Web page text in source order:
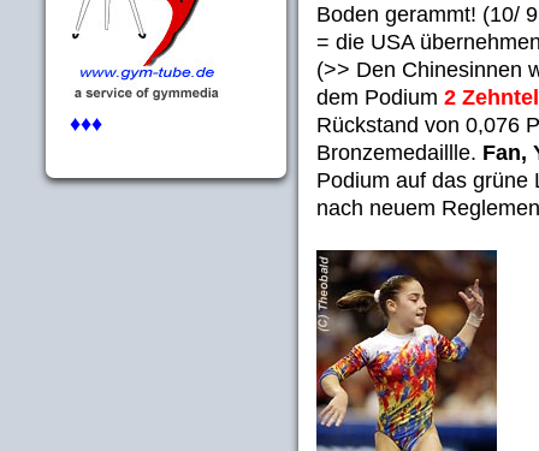
♦♦♦
Boden gerammt! (10/
= die USA
(>> Den Chinesinnen
dem Podium 2
Rückstand von 0,076
Bronzemedaillle. Fan,
Podium auf das grüne
nach neuem